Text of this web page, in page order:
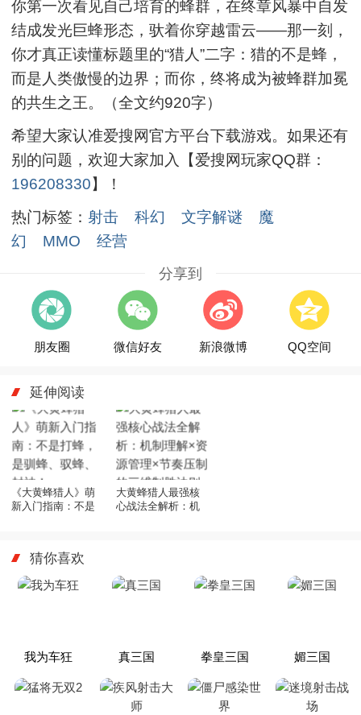
你第一次看见自己培育的蜂群，在终章风暴中自发
结成发光巨蜂形态，驮着你穿越雷云——那一刻，
你才真正读懂标题里的“猎人”二字：猎的不是蜂，
而是人类傲慢的边界；而你，终将成为被蜂群加冕
的共生之王。（全文约920字）
希望大家认准爱搜网官方平台下载游戏。如果还有
别的问题，欢迎大家加入【爱搜网玩家QQ群：
196208330】！
热门标签： 射击 科幻 文字解谜
魔
幻
MMO 经营
分享到
朋友圈 微信好友 新浪微博 QQ空间
延伸阅读
《大黄蜂猎人》萌
新入门指南：不是
大黄蜂猎人最强核
心战法全解析：机
猜你喜欢
我为车狂 真三国 拳皇三国 媚三国